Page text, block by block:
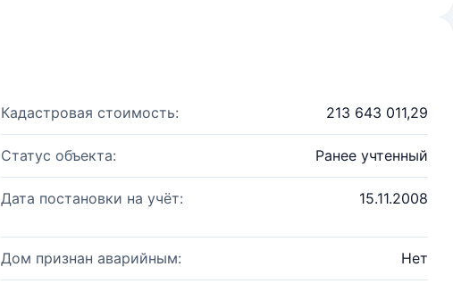
Кадастровая стоимость: 213 643 011,29
Статус объекта: Ранее учтенный
Дата постановки на учёт: 15.11.2008
Дом признан аварийным: Нет